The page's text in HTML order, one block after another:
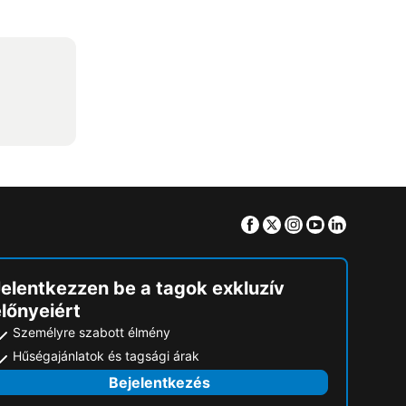
Facebook
TwitterInstagram
Youtube
be a tagok exkluzív
Személyre szabott élmény
Hűségajánlatok és tagsági árak
Bejelentkezés